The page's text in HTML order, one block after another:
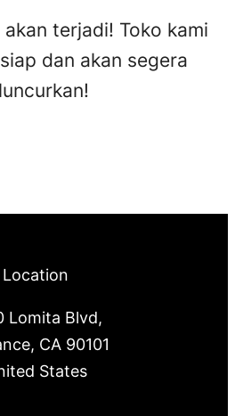
terjadi! Toko kami
dan akan segera
Location
Lomita Blvd,
CA 90101
States